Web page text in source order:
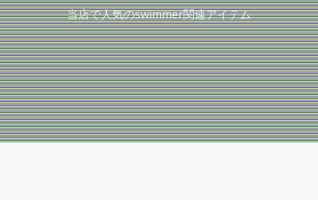
当店で人気のswimmer関連アイテム